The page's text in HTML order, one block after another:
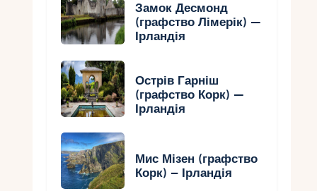
Замок Десмонд
(графство Лімерік) —
Ірландія
Острів Гарніш
(графство Корк) —
Ірландія
Мис Мізен (графство
Корк) – Ірландія